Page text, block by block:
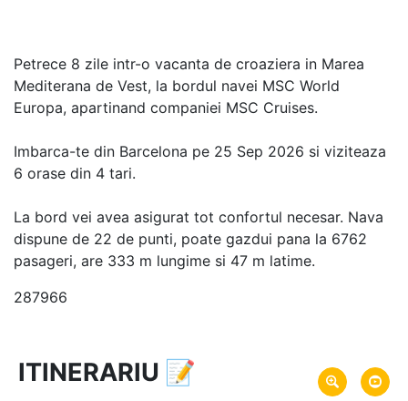
Petrece 8 zile intr-o vacanta de croaziera in Marea
Mediterana de Vest, la bordul navei MSC World
Europa, apartinand companiei MSC Cruises.
Imbarca-te din Barcelona pe 25 Sep 2026 si viziteaza
6 orase din 4 tari.
La bord vei avea asigurat tot confortul necesar. Nava
dispune de 22 de punti, poate gazdui pana la 6762
pasageri, are 333 m lungime si 47 m latime.
287966
8 zile vacanta de croaziera in
Marea Mediterana de Vest -
ITINERARIU 📝